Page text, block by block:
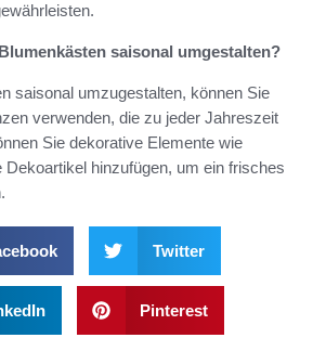
saisonal umgestalten?
saisonal umzugestalten, können Sie
verwenden, die zu jeder Jahreszeit
Sie dekorative Elemente wie
Dekoartikel hinzufügen, um ein frisches
Twitter
Pinterest